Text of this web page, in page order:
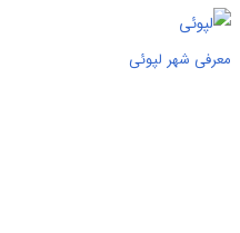
معرفی شهر لپوئی